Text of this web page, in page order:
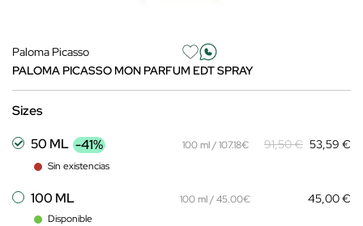
Paloma Picasso
PALOMA PICASSO MON PARFUM EDT SPRAY
Sizes
50 ML -41%
Sin existencias
100 ml / 107.18€ 91,50 € 53,59 €
100 ML
Disponible
100 ml / 45.00€ 45,00 €